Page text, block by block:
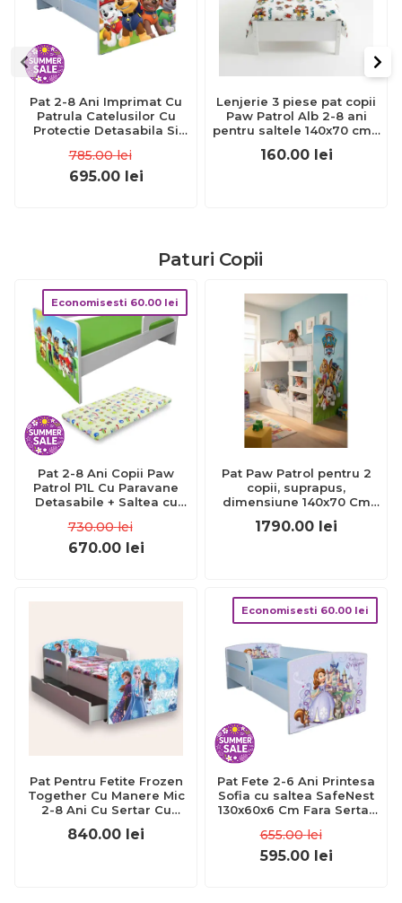
Pat 2-8 Ani Imprimat Cu
Patrula Catelusilor Cu
Protectie Detasabila Si
Ptv1665
785.00 lei
695.00 lei
Lenjerie 3 piese pat copii
Paw Patrol Alb 2-8 ani
pentru saltele 140x70 cm -
160.00 lei
Paturi Copii
Economisesti 60.00 lei
Pat 2-8 Ani Copii Paw
Patrol P1L Cu Paravane
Detasabile + Saltea cu
paw-p1l-70
730.00 lei
670.00 lei
Pat Paw Patrol pentru 2
copii, suprapus,
dimensiune 140x70 Cm
1790.00 lei
Pat Pentru Fetite Frozen
Together Cu Manere Mic
2-8 Ani Cu Sertar Cu
Cmg48226937045332
840.00 lei
Economisesti 60.00 lei
Pat Fete 2-6 Ani Printesa
Sofia cu saltea SafeNest
130x60x6 Cm Fara Sertar
655.00 lei
595.00 lei